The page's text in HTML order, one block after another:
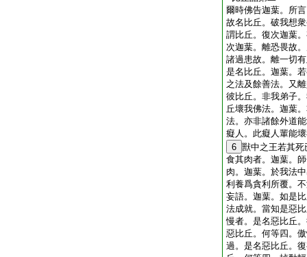
爾時佛告迦葉。所
故名比丘。破我想
謂比丘。復次迦葉
次迦葉。離恐畏故
諸過患故。離一切
是名比丘。迦葉。
之法及餘善法。又
彼比丘。非我弟子
丘壞我佛法。迦葉
法。亦非諸餘外道
癡人。此癡人輩能
6 獸中之王若其
食其肉者。迦葉。
肉。迦葉。於我法
利養爲貪利所覆。
妄語。迦葉。如是
法成就。當知是惡
慢者。是名惡比丘
惡比丘。何等四。
過。是名惡比丘。